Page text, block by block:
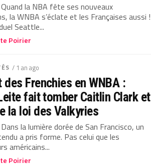
la NBA fête ses nouveaux
la WNBA s’éclate et les Françaises aussi !
Seattle...
Poirier
/ 1 an ago
des Frenchies en WNBA :
fait tomber Caitlin Clark et
la loi des Valkyries
la lumière dorée de San Francisco, un
a pris forme. Pas celui que les
américains...
Poirier